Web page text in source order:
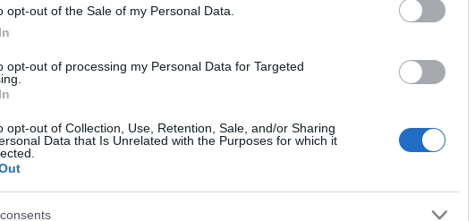
opt-out of the Sale of my Personal Data.
opt-out of processing my Personal Data for Targeted
opt-out of Collection, Use, Retention, Sale, and/or Sharing
Data that Is Unrelated with the Purposes for which it